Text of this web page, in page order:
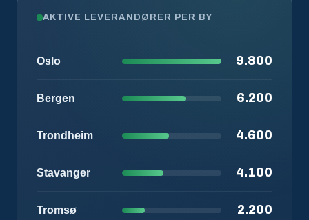
AKTIVE LEVERANDØRER PER BY
Oslo 9.800
Bergen 6.200
Trondheim 4.600
Stavanger 4.100
Tromsø 2.200